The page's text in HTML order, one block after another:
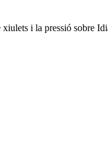
i la pressió sobre